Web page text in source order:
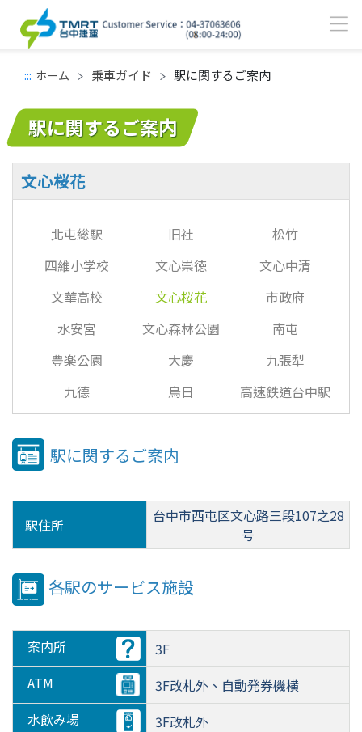
::: メインコンテンツエリア
ホーム 乗車ガイド 駅に関するご案内
駅に関するご案内
文心桜花
北屯総駅 旧社
松竹
四維小学校
文心崇徳
文心中清
文華高校
文心桜花
市政府
水安宮
文心森林公園
南屯
豊楽公園
大慶
九張犁
九德
烏日 高速鉄道台中駅
駅に関するご案内
駅住所
台中市西屯区文心路三段107之28
号
各駅のサービス施設
案内所
3F
ATM
3F改札外、自動発券機横
水飲み場
3F改札外